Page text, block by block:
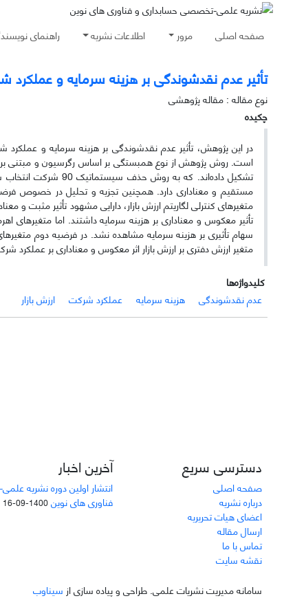
صفحه اصلی مرور اطلاعات نشریه راهنمای
تأثیر عدم نقدشوندگی بر هزینه سرمایه و عملکرد
نوع مقاله : مقاله پژوهشی
چکیده
است. روش پژوهش از نوع همبستگی بر اساس رگرسیون و مبتنی بر
تشکیل داده‌اند. که
مستقیم و معناداری دارد. همچنین تجزیه و تحلیل در خصوص
متغیرهای کنترلی لگاریتم ارزش بازار، دارایی مشهود تأثیر مثبت
تأثیر معکوس و معناداری بر هزینه سرمایه داشتند. اما
سهام تأثیری بر هزینه سرمایه مشاهده نشد. در فرضیه دوم متغیرهای
متغیر ارزش دفتری بر ارزش بازار اثر معکوس و معناداری بر
کلیدواژه‌ها
عدم نقدشوندگی
هزینه سرمایه عملکرد شرکت ارزش بازار
دسترسی سریع
صفحه اصلی
درباره نشریه
اعضای هیات تحریریه
ارسال مقاله
تماس با ما
نقشه سایت
آخرین اخبار
انتشار اولین دوره نشریه
فناوری های نوین1400-09-16
سامانه مدیریت نشریات علمی. طراحی و پیاده سازی از سیناوب